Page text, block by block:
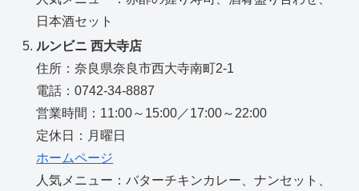
日本酒セット
ルンビニ 西大寺店
住所：奈良県奈良市西大寺南町2-1
電話：0742-34-8887
営業時間：11:00～15:00／17:00～22:00
定休日：月曜日
ホームページ
人気メニュー：バターチキンカレー、ナンセット、